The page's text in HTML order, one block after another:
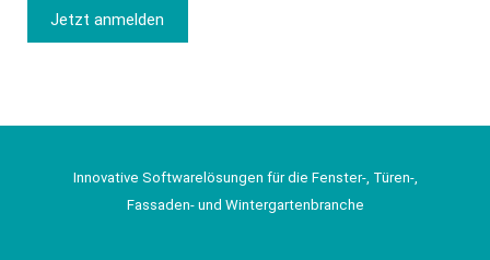
Jetzt anmelden
Innovative Softwarelösungen für die Fenster-, Türen-,
Fassaden- und Wintergartenbranche